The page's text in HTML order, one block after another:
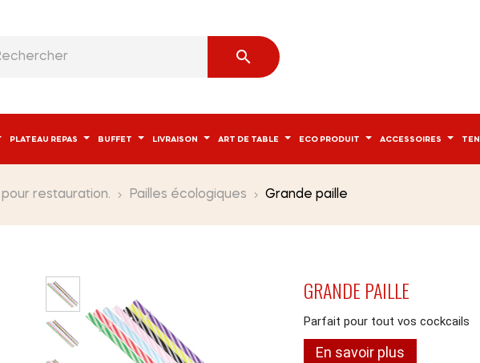

PLATEAU REPAS BUFFET LIVRAISON ART DE TABLE ECO PRODUIT ACCESSOIRES
restauration. Pailles écologiques Grande paille
GRANDE PAILLE
Parfait pour tout vos cockcails
En savoir plus